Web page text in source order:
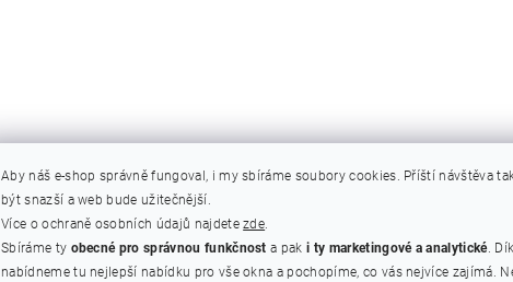
Aby náš e-shop správně fungoval, i my sbíráme soubory cookies. Příští návštěva
být snazší a web bude užitečnější.
Více o ochraně osobních údajů najdete zde.
Sbíráme ty obecné pro správnou funkčnost a paki ty marketingové a analytické.
nabídneme tu nejlepší nabídku pro vše okna a pochopíme, co vás nejvíce zajímá.